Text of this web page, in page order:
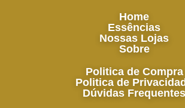
Home
Essências
Nossas Lojas
Sobre
Politica de Compra
Politica de
Dúvidas Frequentes